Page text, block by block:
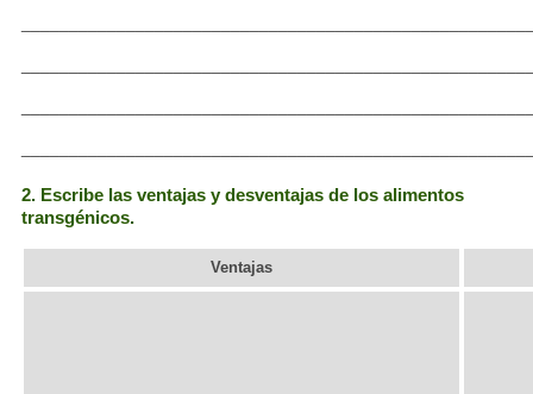
2. Escribe las ventajas y desventajas de los alimentos
transgénicos.
Ventajas